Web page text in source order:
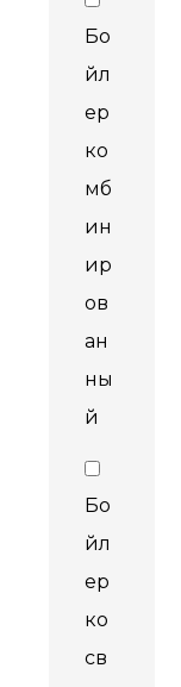
Бо
йл
ер
ко
мб
ин
ир
ов
ан
ны
й
Бо
йл
ер
ко
св